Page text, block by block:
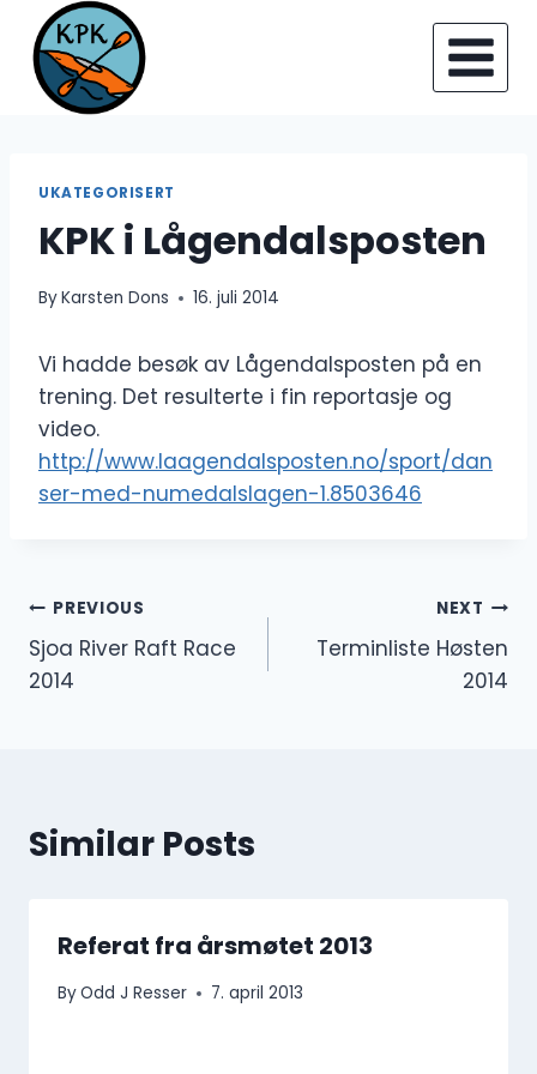
content
UKATEGORISERT
KPK i Lågendalsposten
ByKarsten Dons 16. juli 2014
Vi hadde besøk av Lågendalsposten på en
trening. Det resulterte i fin reportasje og
video.
http://www.laagendalsposten.no/sport/dan
ser-med-numedalslagen-1.8503646
Innleggsnavigasjon
PREVIOUS
Sjoa River Raft Race
2014
NEXT
Terminliste Høsten
2014
Similar Posts
Referat fra årsmøtet 2013
ByOdd J Resser 7. april 2013